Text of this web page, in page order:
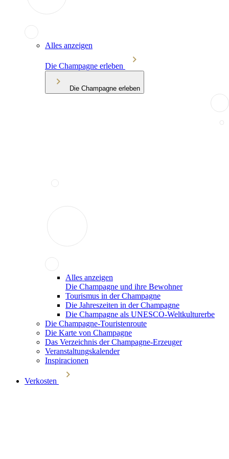
Alles anzeigen
Die Champagne erleben
Die Champagne erleben
Alles anzeigen
Die Champagne und ihre Bewohner
Tourismus in der Champagne
Die Jahreszeiten in der Champagne
Die Champagne als UNESCO-Weltkulturerbe
Die Champagne-Touristenroute
Die Karte von Champagne
Das Verzeichnis der Champagne-Erzeuger
Veranstaltungskalender
Inspiracionen
Verkosten